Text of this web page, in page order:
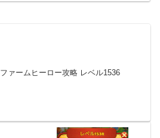
ファームヒーロー攻略 レベル1536